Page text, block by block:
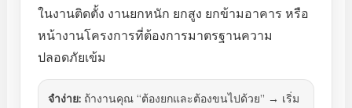
ในงานติดตั้ง งานยกหนัก ยกสูง ยกข้ามอาคาร หรือ
หน้างานโครงการที่ต้องการมาตรฐานความ
ปลอดภัยเข้ม
จำง่าย:ถ้างานคุณ “ต้องยกและต้องขนไปด้วย” → เริ่ม